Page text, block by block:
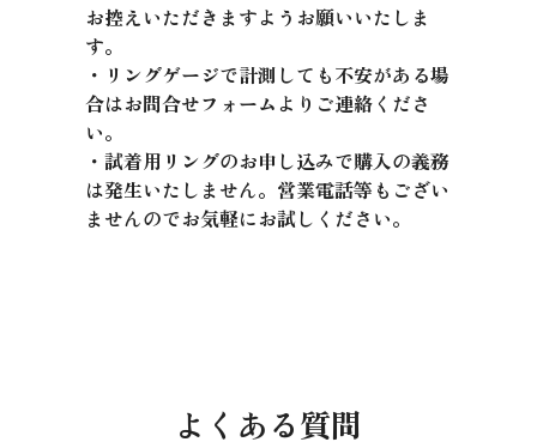
お控えいただきますようお願いいたしま
す。
・リングゲージで計測しても不安がある場
合はお問合せフォームよりご連絡くださ
い。
・試着用リングのお申し込みで購入の義務
は発生いたしません。営業電話等もござい
ませんのでお気軽にお試しください。
よくある質問